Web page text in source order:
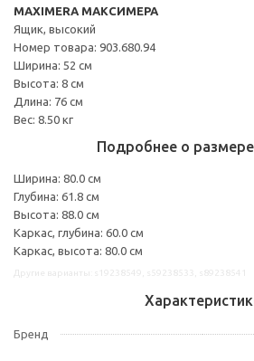
MAXIMERA МАКСИМЕРА
Ящик, высокий
Номер товара: 903.680.94
Ширина: 52 см
Высота: 8 см
Длина: 76 см
Вес: 8.50 кг
Подробнее о
Ширина: 80.0 см
Глубина: 61.8 см
Высота: 88.0 см
Каркас, глубина: 60.0 см
Каркас, высота: 80.0 см
Бренд